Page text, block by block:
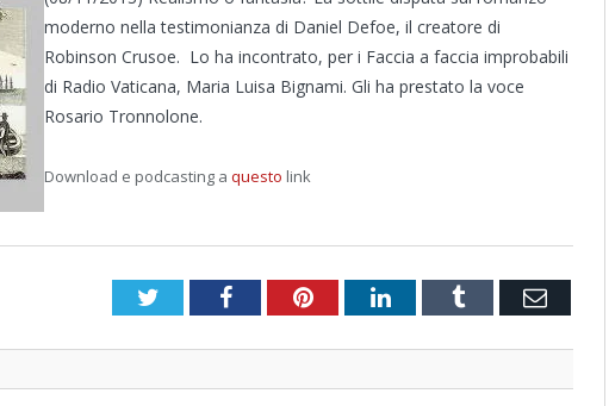
moderno nella testimonianza di Daniel Defoe, il creatore di
Robinson Crusoe. Lo ha incontrato, per i Faccia a faccia improbabili
di Radio Vaticana, Maria Luisa Bignami. Gli ha prestato la voce
Rosario Tronnolone.
Download e podcasting a questo link
TwitterFacebookPinterestLinkedInTumblr Email